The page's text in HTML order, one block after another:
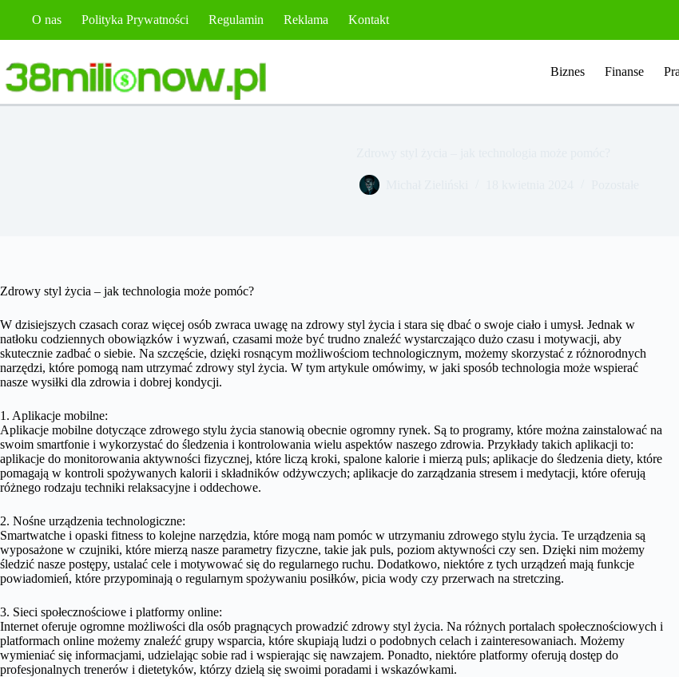
O nas Polityka Prywatności Regulamin Reklama Kontakt
Biznes Finanse
Zdrowy styl życia – jak technologia może pomóc?
W dzisiejszych czasach coraz więcej osób zwraca uwagę na zdrowy styl życia i stara się dbać o swoje ciało i umysł. Jednak w
natłoku codziennych obowiązków i wyzwań, czasami może być trudno znaleźć wystarczająco dużo czasu i motywacji, aby
skutecznie zadbać o siebie. Na szczęście, dzięki rosnącym możliwościom technologicznym, możemy skorzystać z różnorodnych
narzędzi, które pomogą nam utrzymać zdrowy styl życia. W tym artykule omówimy, w jaki sposób technologia może wspierać
nasze wysiłki dla zdrowia i dobrej kondycji.
1. Aplikacje mobilne:
Aplikacje mobilne dotyczące zdrowego stylu życia stanowią obecnie ogromny rynek. Są to programy, które można zainstalować na
swoim smartfonie i wykorzystać do śledzenia i kontrolowania wielu aspektów naszego zdrowia. Przykłady takich aplikacji to:
aplikacje do monitorowania aktywności fizycznej, które liczą kroki, spalone kalorie i mierzą puls; aplikacje do śledzenia diety, które
pomagają w kontroli spożywanych kalorii i składników odżywczych; aplikacje do zarządzania stresem i medytacji, które oferują
różnego rodzaju techniki relaksacyjne i oddechowe.
2. Nośne urządzenia technologiczne:
Smartwatche i opaski fitness to kolejne narzędzia, które mogą nam pomóc w utrzymaniu zdrowego stylu życia. Te urządzenia są
wyposażone w czujniki, które mierzą nasze parametry fizyczne, takie jak puls, poziom aktywności czy sen. Dzięki nim możemy
śledzić nasze postępy, ustalać cele i motywować się do regularnego ruchu. Dodatkowo, niektóre z tych urządzeń mają funkcje
powiadomień, które przypominają o regularnym spożywaniu posiłków, picia wody czy przerwach na stretczing.
3. Sieci społecznościowe i platformy online:
Internet oferuje ogromne możliwości dla osób pragnących prowadzić zdrowy styl życia. Na różnych portalach społecznościowych i
platformach online możemy znaleźć grupy wsparcia, które skupiają ludzi o podobnych celach i zainteresowaniach. Możemy
wymieniać się informacjami, udzielając sobie rad i wspierając się nawzajem. Ponadto, niektóre platformy oferują dostęp do
profesjonalnych trenerów i dietetyków, którzy dzielą się swoimi poradami i wskazówkami.